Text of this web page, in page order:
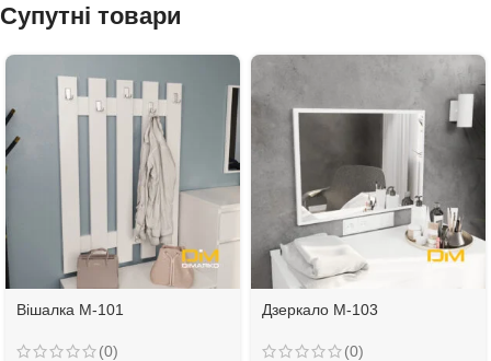
Супутні товари
Вішалка М-101
(0)
Дзеркало М-103
(0)